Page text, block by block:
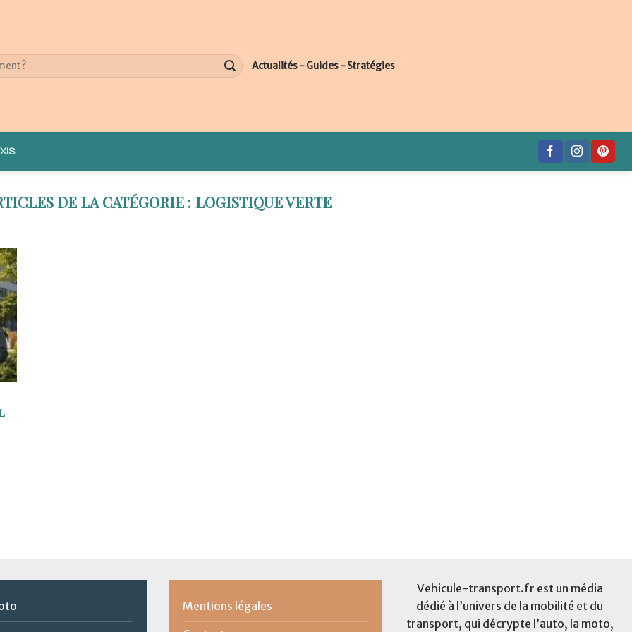
Actualités - Guides - Stratégies
LOGISTIQUE VERTE
Mentions légales
Vehicule-transport.fr est un média
dédié à l’univers de la mobilité et du
transport, qui décrypte l’auto, la moto,